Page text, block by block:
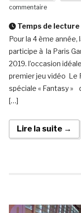
commentaire
Temps de lecture
Pour la 4 ème
participe à la Paris
2019. l’occasion
premier jeu vidéo Le
spéciale « Fantasy »
[…]
Lire la suite →